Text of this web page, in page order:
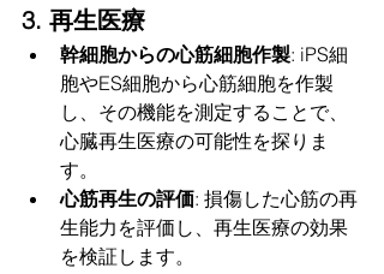
3. 再生医療
幹細胞からの心筋細胞作製: iPS細
胞やES細胞から心筋細胞を作製
し、その機能を測定することで、
心臓再生医療の可能性を探りま
す。
心筋再生の評価: 損傷した心筋の再
生能力を評価し、再生医療の効果
を検証します。